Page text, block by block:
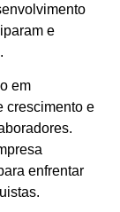
e
em
crescimento e
enfrentar